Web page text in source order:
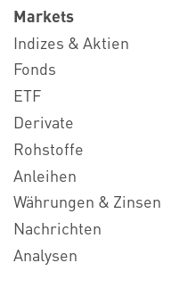
Markets
Indizes & Aktien
Fonds
ETF
Derivate
Rohstoffe
Anleihen
Währungen & Zinsen
Nachrichten
Analysen